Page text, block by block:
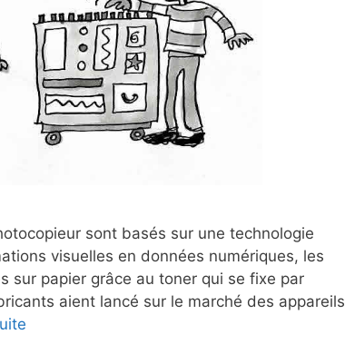
sont basés sur une technologie
visuelles en données numériques, les
sur papier grâce au toner qui se fixe par
aient lancé sur le marché des appareils